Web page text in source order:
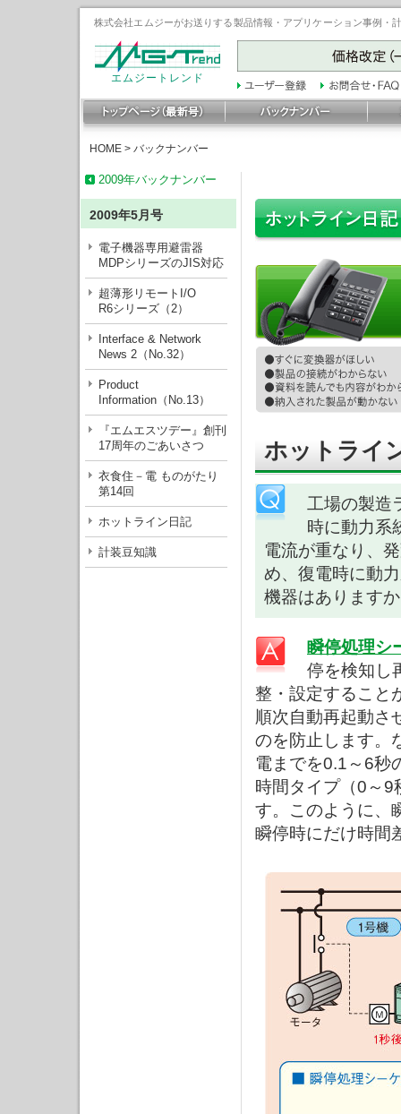
株式会社エムジーがお送りする製品情報・アプリケーション事例
エムジートレンド
HOME > バックナンバー
2009年バックナンバー
2009年5月号
電子機器専用避雷器
MDPシリーズのJIS対応
超薄形リモートI/O
R6シリーズ（2）
Interface & Network
News 2（No.32）
Product
Information（No.13）
『エムエスツデー』創刊
17周年のごあいさつ
衣食住－電 ものがたり
第14回
ホットライン日記
計装豆知識
ホットライ
工場の製造
時に動力系
電流が重なり、
め、復電時に動
機器はあります
瞬停処理シ
停を検知し
整・設定すること
順次自動再起動さ
のを防止します。
電までを0.1～6秒
時間タイプ（0～
す。このように、
瞬停時にだけ時間